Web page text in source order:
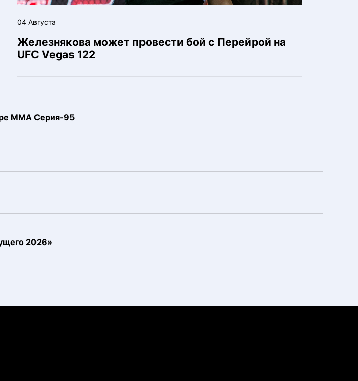
04 Августа
Железнякова может провести бой с Перейрой на
UFC Vegas 122
ММА Серия-95
2026»